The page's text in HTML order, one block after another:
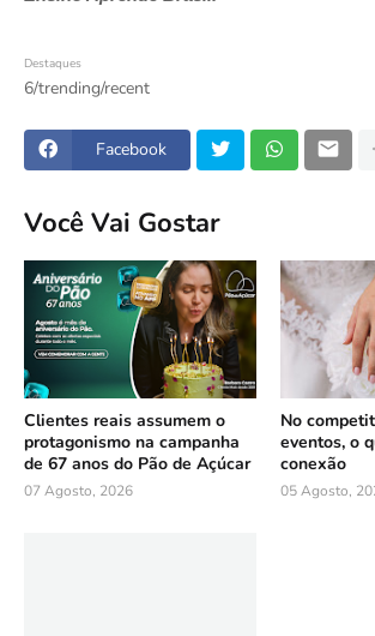
Destaques
6/trending/recent
Facebook
Você Vai Gostar
Clientes reais assumem o
protagonismo na campanha
de 67 anos do Pão de Açúcar
07 Agosto, 2026
No
eventos, o
conexão
05 Agosto,